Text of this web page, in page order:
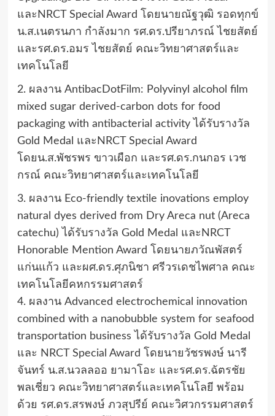
และNRCT Special Award โดยนายณัฐวุฒิ รอดทุกข์
น.ส.เนตรนภา กำลังมาก รศ.ดร.ปรียาภรณ์ ไชยสัตย์
และรศ.ดร.อมร ไชยสัตย์ คณะวิทยาศาสตร์และ
เทคโนโลยี
2. ผลงาน AntibacDotFilm: Polyvinyl alcohol film
mixed sugar derived-carbon dots for food
packaging with antibacterial activity ได้รับรางวัล
Gold Medal และNRCT Special Award
โดยน.ส.พัชรพร ขาวเผือก และรศ.ดร.กนกอร เวช
กรณ์ คณะวิทยาศาสตร์และเทคโนโลยี
3. ผลงาน Eco-friendly textile inovations employ
natural dyes derived from Dry Areca nut (Areca
catechu) ได้รับรางวัล Gold Medal และNRCT
Honorable Mention Award โดยนายภวัณพัสตร์
แก่นแก้ว และผศ.ดร.ศุภนิชา ศรีวรเดชไพศาล คณะ
เทคโนโลยีคหกรรมศาสตร์
4. ผลงาน Advanced electrochemical innovation
combined with a nanobubble system for seafood
transportation business ได้รับรางวัล Gold Medal
และ NRCT Special Award โดยนายวัชรพงษ์ นารี
จันทร์ น.ส.นวลลออ ยามาโอะ และรศ.ดร.ฉัตรชัย
พลเชี่ยว คณะวิทยาศาสตร์และเทคโนโลยี พร้อม
ด้วย รศ.ดร.สรพงษ์ ภวสุปรีย์ คณะวิศวกรรมศาสตร์